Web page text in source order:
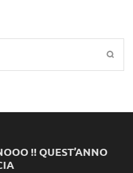
!! QUEST’ANNO